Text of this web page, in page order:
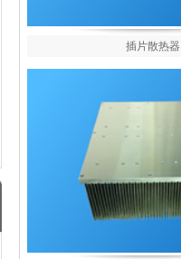
插片散热器